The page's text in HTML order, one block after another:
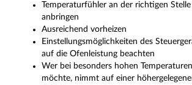
Temperaturfühler an der richtigen
anbringen
Ausreichend vorheizen
Einstellungsmöglichkeiten des
auf die Ofenleistung beachten
Wer bei besonders hohen
möchte, nimmt auf einer